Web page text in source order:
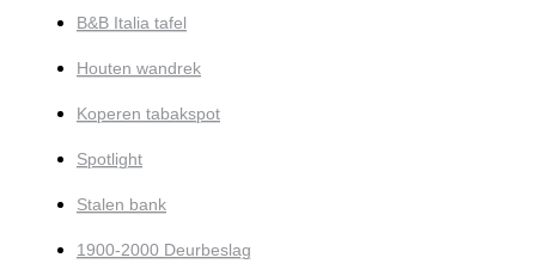
B&B Italia tafel
Houten wandrek
Koperen tabakspot
Spotlight
Stalen bank
1900-2000 Deurbeslag